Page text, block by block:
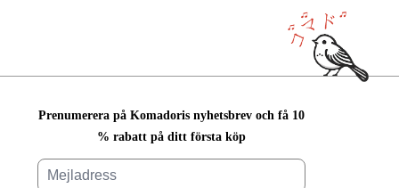
Prenumerera på Komadoris nyhetsbrev och få 10
% rabatt på ditt första köp